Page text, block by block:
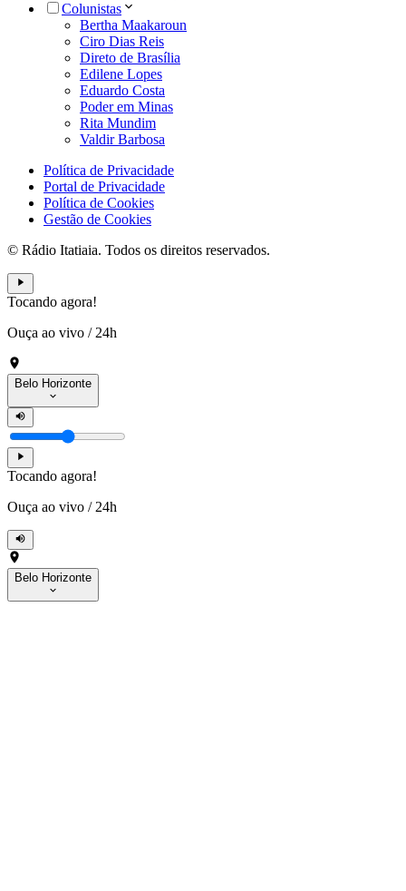
Colunistas
Bertha Maakaroun
Ciro Dias Reis
Direto de Brasília
Edilene Lopes
Eduardo Costa
Poder em Minas
Rita Mundim
Valdir Barbosa
Política de Privacidade
Portal de Privacidade
Política de Cookies
Gestão de Cookies
© Rádio Itatiaia. Todos os direitos reservados.
Tocando agora!
Ouça ao vivo / 24h
Belo Horizonte
Tocando agora!
Ouça ao vivo / 24h
Belo Horizonte